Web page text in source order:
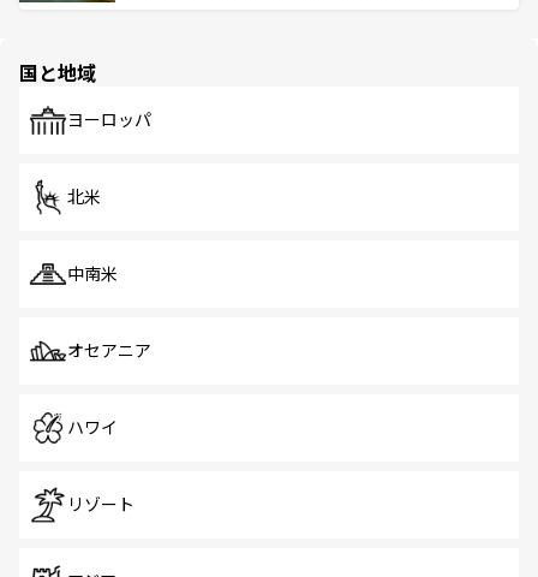
で、ホーカーズは地元の風情を楽しめる外せないスポット
国と地域
ヨーロッパ
北米
中南米
オセアニア
ハワイ
リゾート